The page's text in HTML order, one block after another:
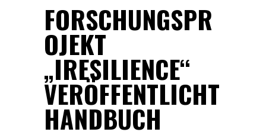
FORSCHUNGSPR
OJEKT
„IRESILIENCE“
VERÖFFENTLICHT
HANDBUCH